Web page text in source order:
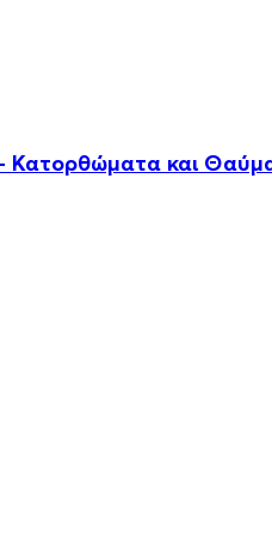
Κατορθώματα και